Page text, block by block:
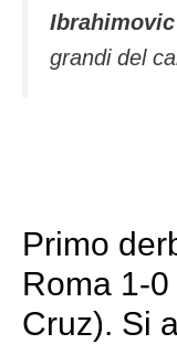
Ibrahimovic
grandi del
Primo
Roma 1-
Cruz). Si